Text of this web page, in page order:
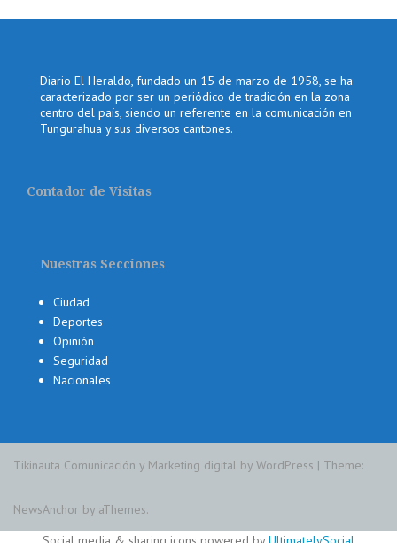
Diario El Heraldo, fundado un 15 de marzo de 1958, se ha
caracterizado por ser un periódico de tradición en la zona
centro del país, siendo un referente en la comunicación en
Tungurahua y sus diversos cantones.
Contador de Visitas
Nuestras Secciones
Ciudad
Deportes
Opinión
Seguridad
Nacionales
Tikinauta Comunicación y Marketing digital by WordPress | Theme:
NewsAnchor by aThemes.